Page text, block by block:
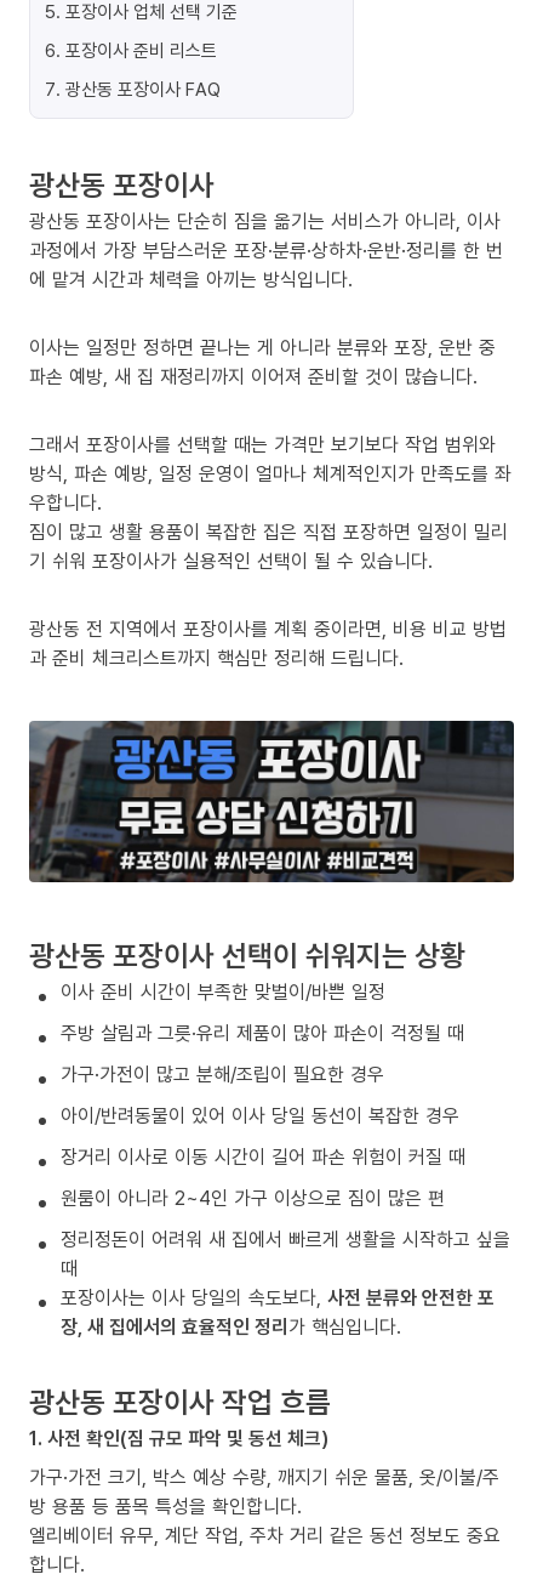
5. 포장이사 업체 선택 기준
6. 포장이사 준비 리스트
7. 광산동 포장이사 FAQ
광산동 포장이사
광산동 포장이사는 단순히 짐을 옮기는 서비스가 아니라, 이사
과정에서 가장 부담스러운 포장·분류·상하차·운반·정리를 한 번
에 맡겨 시간과 체력을 아끼는 방식입니다.
이사는 일정만 정하면 끝나는 게 아니라 분류와 포장, 운반 중
파손 예방, 새 집 재정리까지 이어져 준비할 것이 많습니다.
그래서 포장이사를 선택할 때는 가격만 보기보다 작업 범위와
방식, 파손 예방, 일정 운영이 얼마나 체계적인지가 만족도를 좌
우합니다.
짐이 많고 생활 용품이 복잡한 집은 직접 포장하면 일정이 밀리
기 쉬워 포장이사가 실용적인 선택이 될 수 있습니다.
광산동 전 지역에서 포장이사를 계획 중이라면, 비용 비교 방법
과 준비 체크리스트까지 핵심만 정리해 드립니다.
광산동 포장이사 선택이 쉬워지는 상황
이사 준비 시간이 부족한 맞벌이/바쁜 일정
주방 살림과 그릇·유리 제품이 많아 파손이 걱정될 때
가구·가전이 많고 분해/조립이 필요한 경우
아이/반려동물이 있어 이사 당일 동선이 복잡한 경우
장거리 이사로 이동 시간이 길어 파손 위험이 커질 때
원룸이 아니라 2~4인 가구 이상으로 짐이 많은 편
정리정돈이 어려워 새 집에서 빠르게 생활을 시작하고 싶을
때
포장이사는 이사 당일의 속도보다, 사전 분류와 안전한 포
장, 새 집에서의 효율적인 정리가 핵심입니다.
광산동 포장이사 작업 흐름
1. 사전 확인(짐 규모 파악 및 동선 체크)
가구·가전 크기, 박스 예상 수량, 깨지기 쉬운 물품, 옷/이불/주
방 용품 등 품목 특성을 확인합니다.
엘리베이터 유무, 계단 작업, 주차 거리 같은 동선 정보도 중요
합니다.